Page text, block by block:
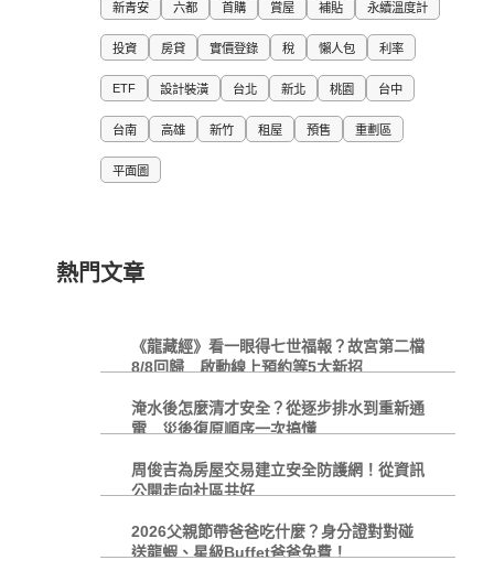
新青安 六都 首購 賞屋 補貼 永續溫度計
投資 房貸 實價登錄 稅 懶人包 利率
ETF 設計裝潢 台北 新北 桃園 台中
台南 高雄 新竹 租屋 預售 重劃區
平面圖
熱門文章
《龍藏經》看一眼得七世福報？故宮第二檔
8/8回歸 啟動線上預約等5大新招
淹水後怎麼清才安全？從逐步排水到重新通
電 災後復原順序一次搞懂
周俊吉為房屋交易建立安全防護網！從資訊
公開走向社區共好
2026父親節帶爸爸吃什麼？身分證對對碰
送龍蝦、星級Buffet爸爸免費！